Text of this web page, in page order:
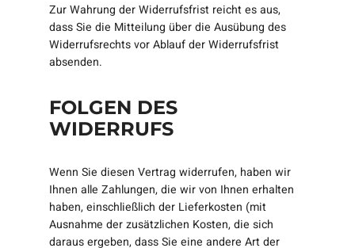
Zur Wahrung der Widerrufsfrist reicht es aus,
dass Sie die Mitteilung über die Ausübung des
Widerrufsrechts vor Ablauf der Widerrufsfrist
absenden.
FOLGEN DES
WIDERRUFS
Wenn Sie diesen Vertrag widerrufen, haben wir
Ihnen alle Zahlungen, die wir von Ihnen erhalten
haben, einschließlich der Lieferkosten (mit
Ausnahme der zusätzlichen Kosten, die sich
daraus ergeben, dass Sie eine andere Art der